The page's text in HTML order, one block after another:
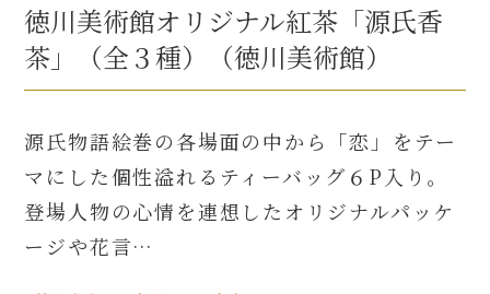
徳川美術館オリジナル紅茶「源氏香
茶」（全３種）（徳川美術館）
源氏物語絵巻の各場面の中から「恋」をテー
マにした個性溢れるティーバッグ６P入り。
登場人物の心情を連想したオリジナルパッケ
ージや花言…